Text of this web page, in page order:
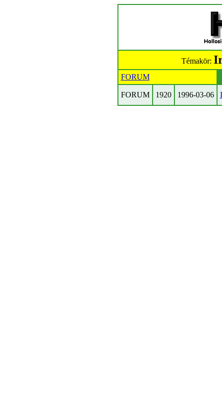
Témakör:
FORUM
FORUM 1920 1996-03-06